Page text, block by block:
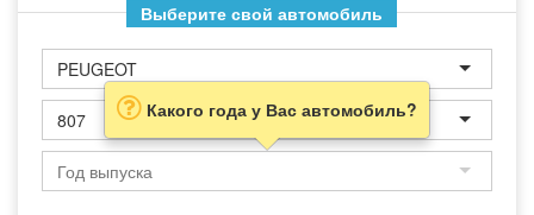
Выберите свой автомобиль
PEUGEOT
807 Какого года у Вас автомобиль?